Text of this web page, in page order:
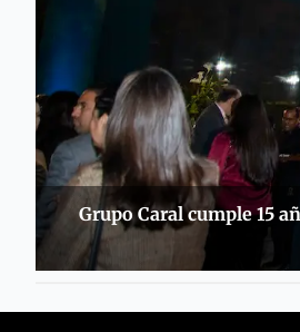
Grupo Caral cumple 15